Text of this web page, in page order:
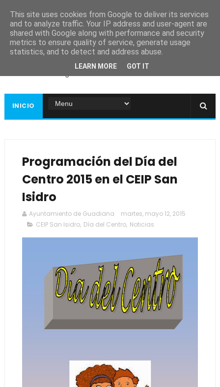
Ayuntamiento de
Guadiana
INICIO
Programación del Día del
Centro 2015 en el CEIP San
Isidro
Ayuntamiento de Guadiana
martes, mayo 12, 2015
CEIP San Isidro, Día del Centro, Noticias
This site uses cookies from Google to deliver its services
and to analyze traffic. Your IP address and user-agent are
shared with Google along with performance and security
metrics to ensure quality of service, generate usage
statistics, and to detect and address abuse.
LEARN MORE GOT IT